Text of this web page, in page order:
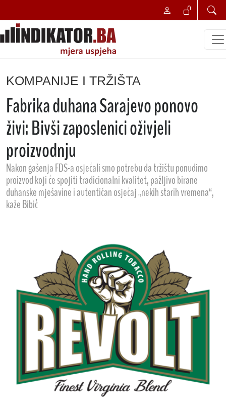
KOMPANIJE I TRŽIŠTA
Fabrika duhana Sarajevo ponovo
živi: Bivši zaposlenici oživjeli
proizvodnju
Nakon gašenja FDS-a osjećali smo potrebu da tržištu ponudimo
proizvod koji će spojiti tradicionalni kvalitet, pažljivo birane
duhanske mješavine i autentičan osjećaj „nekih starih vremena“,
kaže Bibić